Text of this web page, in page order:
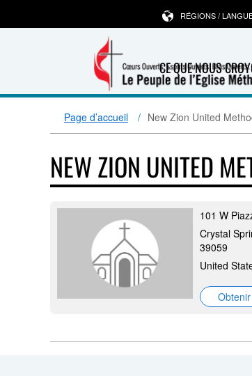
CE QUE NOUS
RÉGIONS /
Page d’accueil New Zion United
NEW ZION UNITED
101 W
Crystal
39059
United